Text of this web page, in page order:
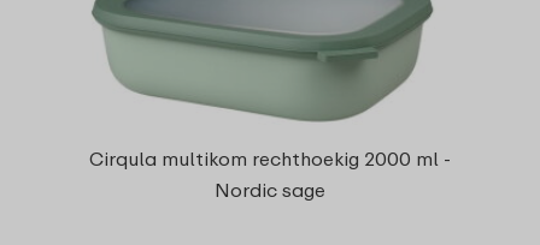
Cirqula multikom rechthoekig 2000 ml -
Nordic sage